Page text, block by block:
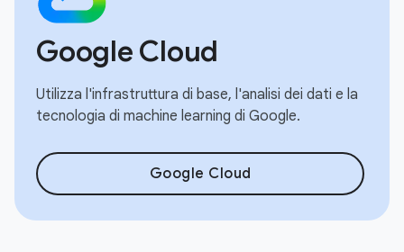
Google Cloud
Utilizza l'infrastruttura di base, l'analisi dei dati e la
tecnologia di machine learning di Google.
Google Cloud